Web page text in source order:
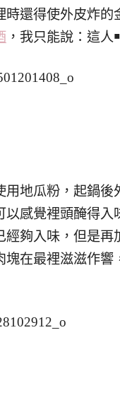
還得使外皮炸的
，我只能說：這人
地瓜粉，起鍋後
感覺裡頭醃得入
夠入味，但是再
在最裡滋滋作響